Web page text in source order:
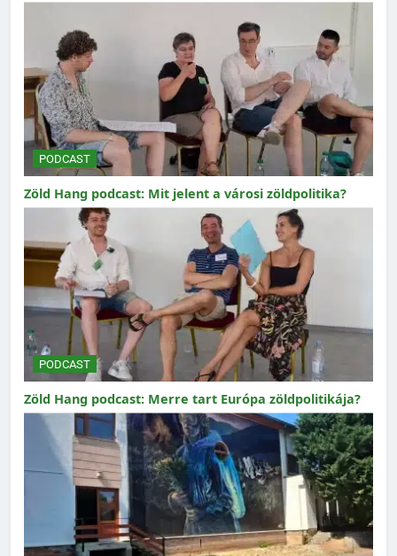
PODCAST
Zöld Hang podcast: Mit jelent a városi zöldpolitika?
PODCAST
Zöld Hang podcast: Merre tart Európa zöldpolitikája?